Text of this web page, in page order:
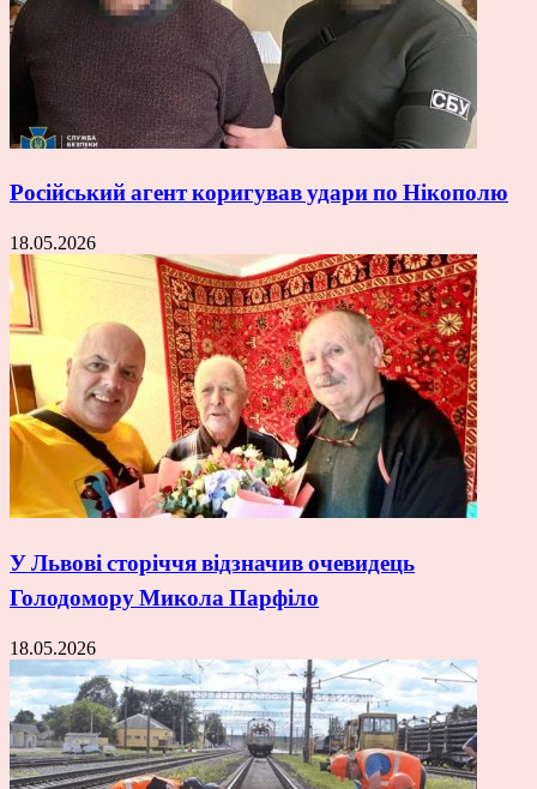
Російський агент коригував удари по Нікополю
18.05.2026
У Львові сторіччя відзначив очевидець
Голодомору Микола Парфіло
18.05.2026